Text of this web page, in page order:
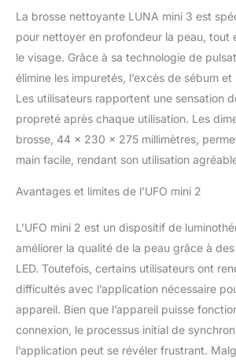
améliorer les
peau et
ses besoins
la maison.
AMÉLIORÉE
T-Sonic et le
offrent une
visage à une
absorption
pour plus
RÉSULTATS
mode de
LUNA mini 3
qui nettoie en
profondeur et
ensuite le
Addict enrichi
La brosse nettoyante LUNA mini 3 est
pour nettoyer en profondeur la peau, tout
le visage. Grâce à sa technologie de
élimine les impuretés, l’excès de sébum
Les utilisateurs rapportent une sensation
propreté après chaque utilisation. Les
brosse, 44 x 230 x 275 millimètres,
main facile, rendant son utilisation
Avantages et limites de l’UFO mini 2
L’UFO mini 2 est un dispositif de
améliorer la qualité de la peau grâce à
LED. Toutefois, certains utilisateurs ont
difficultés avec l’application nécessaire
appareil. Bien que l’appareil puisse
connexion, le processus initial de
l’application peut se révéler frustrant.